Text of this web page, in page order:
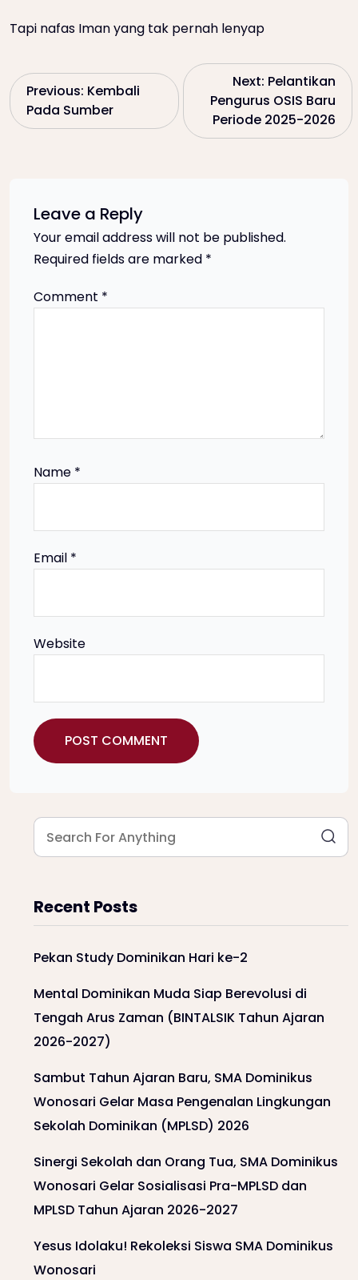
Tapi nafas Iman yang tak pernah lenyap
P
o
Previous: Kembali
Pada Sumber
Next: Pelantikan
Pengurus OSIS Baru
Periode 2025-2026
Leave a Reply
Your email address will not be published.
Required fields are marked *
Comment *
Name *
Email *
Website
Recent Posts
Pekan Study Dominikan Hari ke-2
Mental Dominikan Muda Siap Berevolusi di
Tengah Arus Zaman (BINTALSIK Tahun Ajaran
2026-2027)
Sambut Tahun Ajaran Baru, SMA Dominikus
Wonosari Gelar Masa Pengenalan Lingkungan
Sekolah Dominikan (MPLSD) 2026
Sinergi Sekolah dan Orang Tua, SMA Dominikus
Wonosari Gelar Sosialisasi Pra-MPLSD dan
MPLSD Tahun Ajaran 2026-2027
Yesus Idolaku! Rekoleksi Siswa SMA Dominikus
Wonosari